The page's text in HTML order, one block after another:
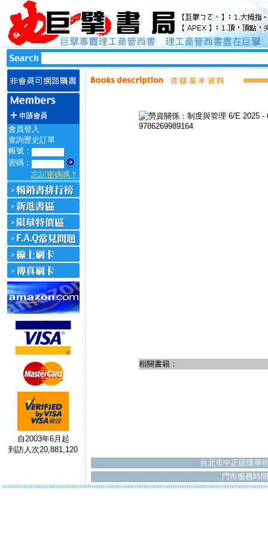
會員登入
查詢歷史訂單
帳號：
密碼：
忘記密碼嗎？
自2003年6月起
到訪人次20,881,120
相關書籍：
台北市中正區懷寧
門市服務時